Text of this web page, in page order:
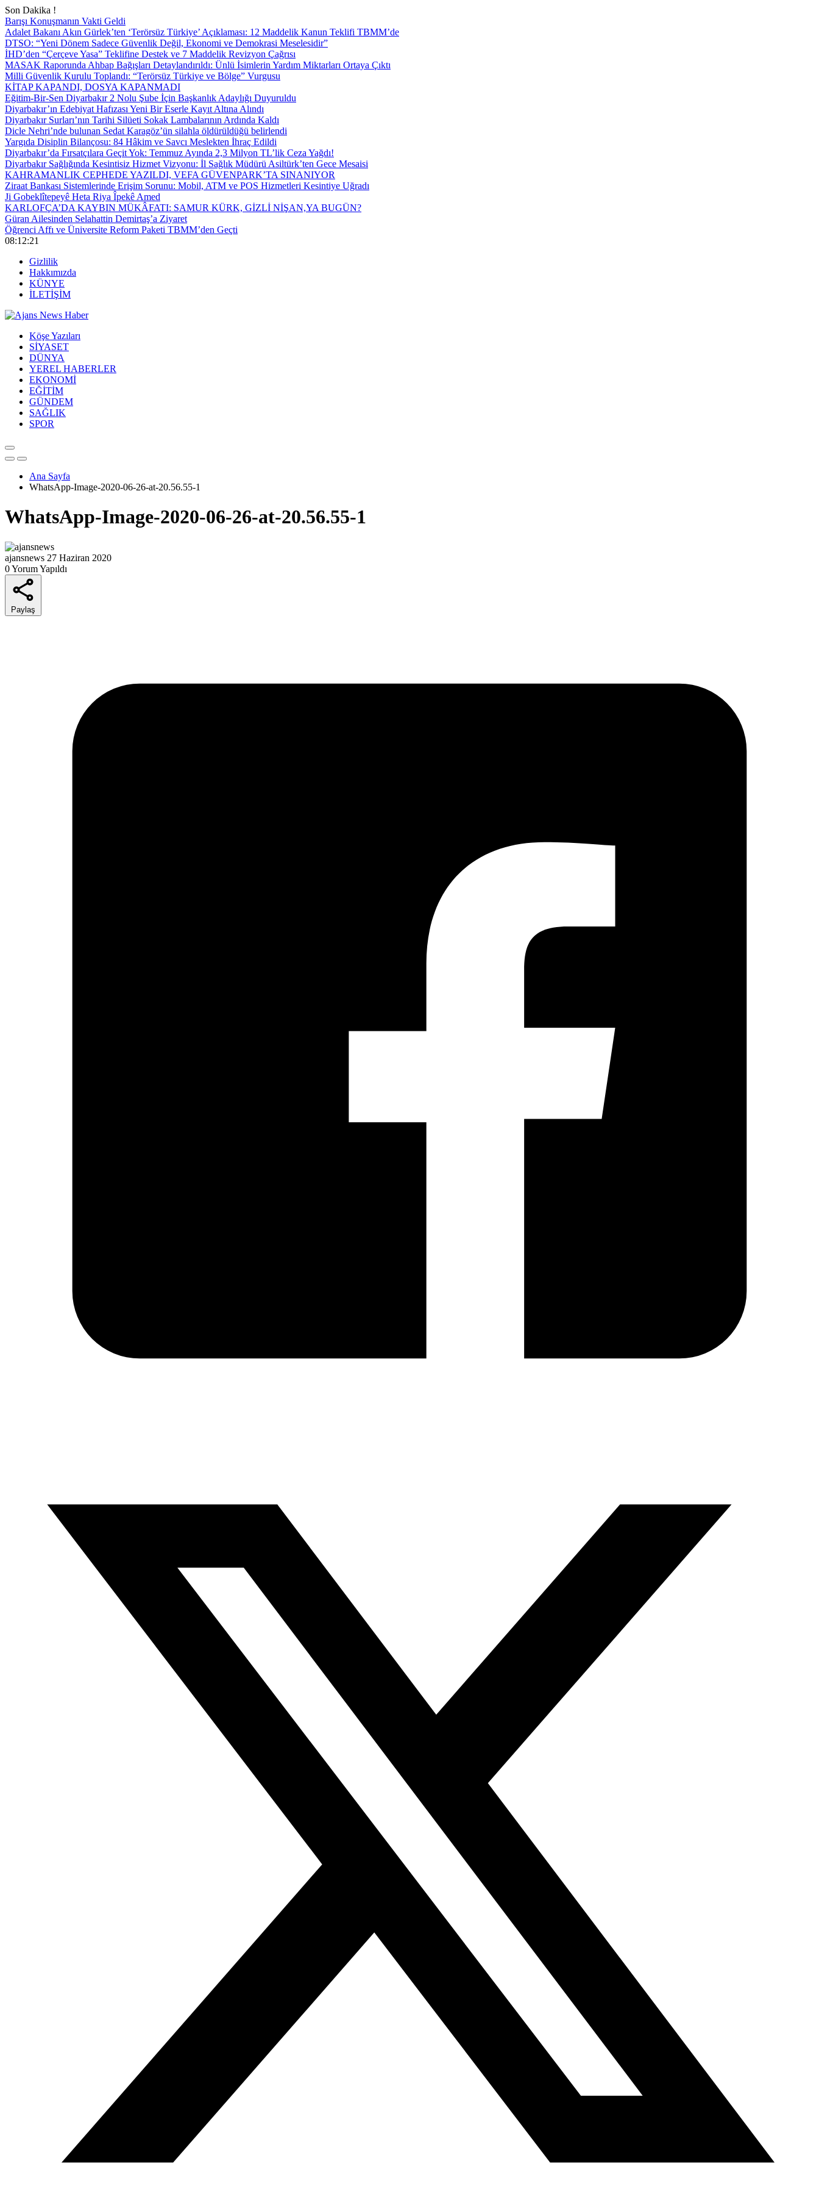
Son Dakika !
Barışı Konuşmanın Vakti Geldi
Adalet Bakanı Akın Gürlek’ten ‘Terörsüz Türkiye’ Açıklaması: 12 Maddelik Kanun Teklifi TBMM’de
DTSO: “Yeni Dönem Sadece Güvenlik Değil, Ekonomi ve Demokrasi Meselesidir”
İHD’den “Çerçeve Yasa” Teklifine Destek ve 7 Maddelik Revizyon Çağrısı
MASAK Raporunda Ahbap Bağışları Detaylandırıldı: Ünlü İsimlerin Yardım Miktarları Ortaya Çıktı
Milli Güvenlik Kurulu Toplandı: “Terörsüz Türkiye ve Bölge” Vurgusu
KİTAP KAPANDI, DOSYA KAPANMADI
Eğitim-Bir-Sen Diyarbakır 2 Nolu Şube İçin Başkanlık Adaylığı Duyuruldu
Diyarbakır’ın Edebiyat Hafızası Yeni Bir Eserle Kayıt Altına Alındı
Diyarbakır Surları’nın Tarihi Silüeti Sokak Lambalarının Ardında Kaldı
Dicle Nehri’nde bulunan Sedat Karagöz’ün silahla öldürüldüğü belirlendi
Yargıda Disiplin Bilançosu: 84 Hâkim ve Savcı Meslekten İhraç Edildi
Diyarbakır’da Fırsatçılara Geçit Yok: Temmuz Ayında 2,3 Milyon TL’lik Ceza Yağdı!
Diyarbakır Sağlığında Kesintisiz Hizmet Vizyonu: İl Sağlık Müdürü Asiltürk’ten Gece Mesaisi
KAHRAMANLIK CEPHEDE YAZILDI, VEFA GÜVENPARK’TA SINANIYOR
Ziraat Bankası Sistemlerinde Erişim Sorunu: Mobil, ATM ve POS Hizmetleri Kesintiye Uğradı
Ji Gobeklîtepeyê Heta Riya Îpekê Amed
KARLOFÇA’DA KAYBIN MÜKÂFATI: SAMUR KÜRK, GİZLİ NİŞAN,YA BUGÜN?
Güran Ailesinden Selahattin Demirtaş’a Ziyaret
Öğrenci Affı ve Üniversite Reform Paketi TBMM’den Geçti
08:12:22
Gizlilik
Hakkımızda
KÜNYE
İLETİŞİM
Köşe Yazıları
SİYASET
DÜNYA
YEREL HABERLER
EKONOMİ
EĞİTİM
GÜNDEM
SAĞLIK
SPOR
Ana Sayfa
WhatsApp-Image-2020-06-26-at-20.56.55-1
WhatsApp-Image-2020-06-26-at-20.56.55-1
ajansnews 27 Haziran 2020
0 Yorum Yapıldı
Paylaş